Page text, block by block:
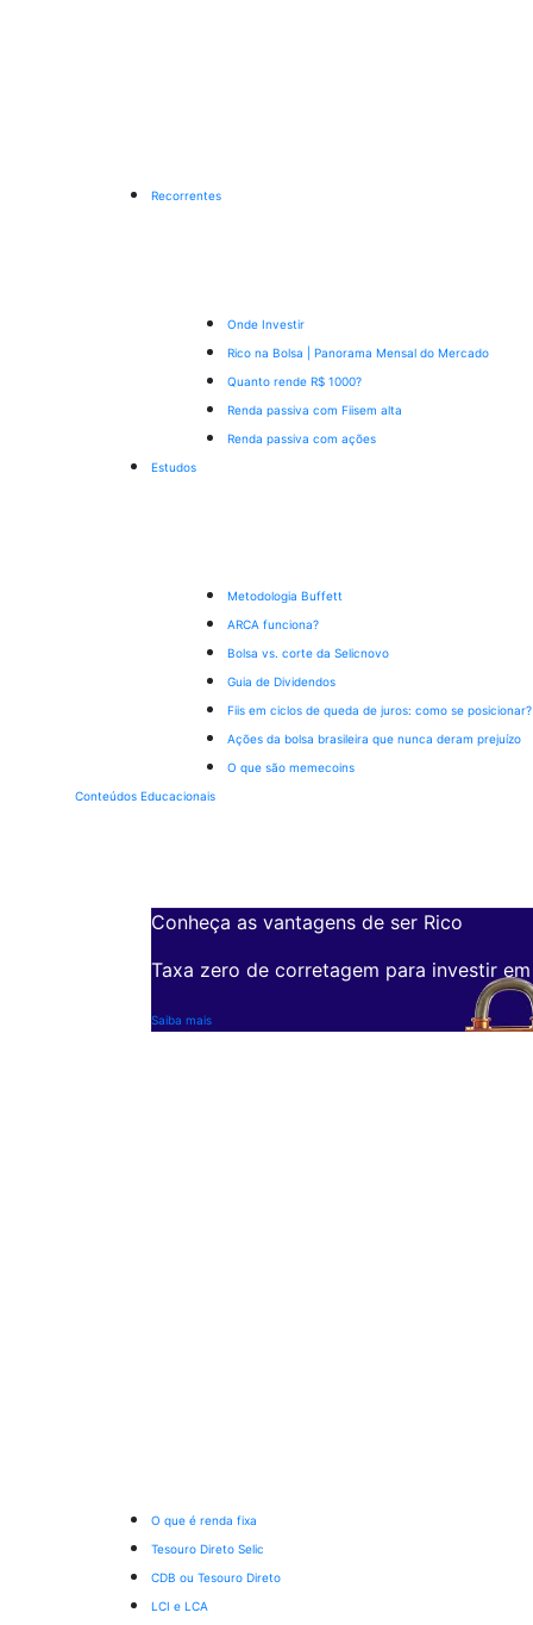
Recorrentes
Onde Investir
Rico na Bolsa | Panorama Mensal do Mercado
Quanto rende R$ 1000?
Renda passiva com Fiisem alta
Renda passiva com ações
Estudos
Metodologia Buffett
ARCA funciona?
Bolsa vs. corte da Selicnovo
Guia de Dividendos
Fiis em ciclos de queda de juros: como se posicionar?
Ações da bolsa brasileira que nunca deram prejuízo
O que são memecoins
Conteúdos Educacionais
Conheça as vantagens de ser Rico
Taxa zero de corretagem para investir
Saiba mais
O que é renda fixa
Tesouro Direto Selic
CDB ou Tesouro Direto
LCI e LCA